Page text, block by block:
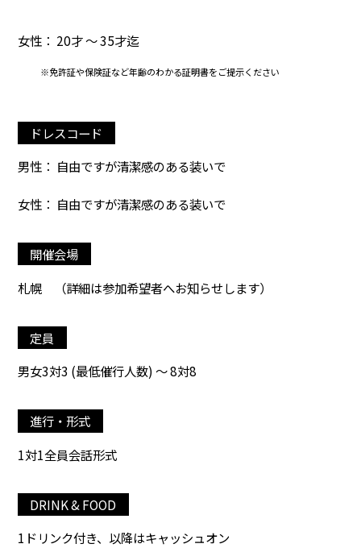
女性： 20才 ～ 35才迄
※免許証や保険証など年齢のわかる証明書をご提示ください
ドレスコード
男性： 自由ですが清潔感のある装いで
女性： 自由ですが清潔感のある装いで
開催会場
札幌
（詳細は参加希望者へお知らせします）
定員
男女3対3 (最低催行人数) ～ 8対8
進行・形式
1対1全員会話形式
DRINK & FOOD
1ドリンク付き、以降はキャッシュオン